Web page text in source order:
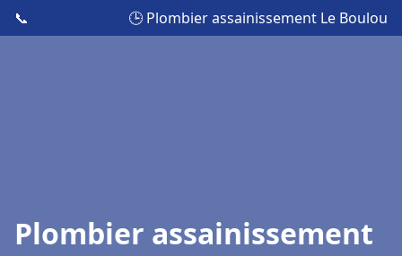
📞 🕒 Plombier assainissement Le Boulou
Plombier assainissement